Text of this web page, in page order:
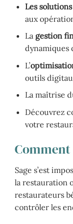
Les
aux
La gestion
dynamiques
L’
outils
La maîtrise
Découvrez
votre
Sage s’est
la restauration
restaurateurs
contrôler les